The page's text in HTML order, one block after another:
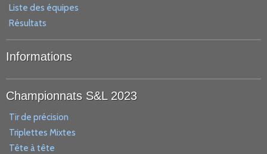
Liste des équipes
Résultats
Informations
Championnats S&L 2023
Tir de précision
Triplettes Mixtes
Tête à tête